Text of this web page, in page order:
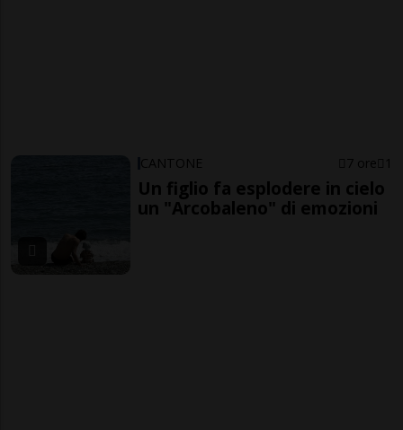
CANTONE 7 ore 1
Un figlio fa esplodere in cielo
un "Arcobaleno" di emozioni